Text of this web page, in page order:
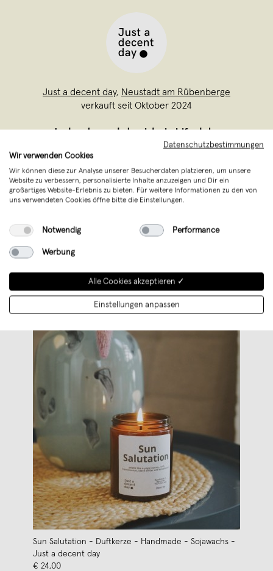
Just a decent day, Neustadt am Rübenberge
verkauft seit Oktober 2024
Just a decent day ist ein Lifestyle-
Wellness Label mit Fokus auf Duftkerzen.
Unser Kerzenstudio befindet sich in
Hannover, Deutschland. Heir stellen wir
handgefertigte, natürliche
Düften her. Alle Inhaltssto...
Sun Salutation - Duftkerze - Handmade - Sojawachs -
Just a decent day
€ 24,00
Datenschutzbestimmungen
Wir verwenden Cookies
Wir können diese zur Analyse unserer Besucherdaten platzieren, um unsere
Website zu verbessern, personalisierte Inhalte anzuzeigen und Dir ein
großartiges Website-Erlebnis zu bieten. Für weitere Informationen zu den von
uns verwendeten Cookies öffne bitte die Einstellungen.
Notwendig Performance
Werbung
Alle Cookies akzeptieren ✓
Einstellungen anpassen